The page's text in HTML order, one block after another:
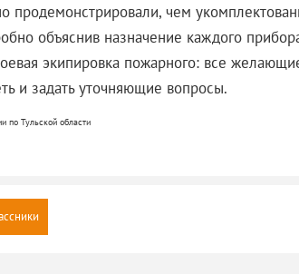
продемонстрировали, чем
объяснив назначение каждого
экипировка пожарного: все
и задать уточняющие вопросы.
по Тульской области